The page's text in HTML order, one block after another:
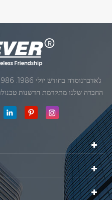
החברה שלנו השיגה את המטרה